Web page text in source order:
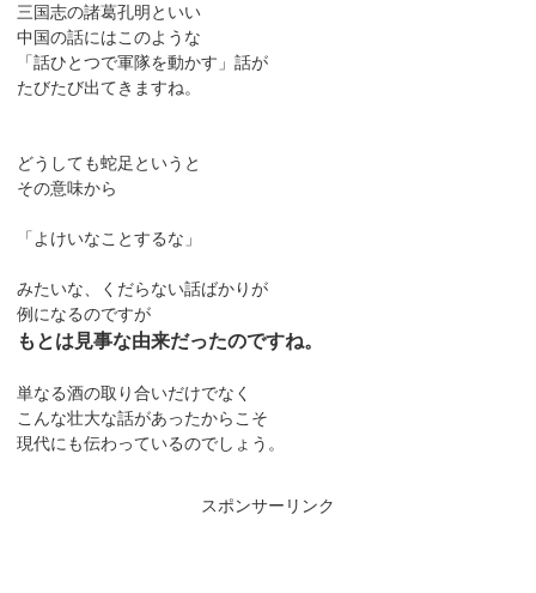
三国志の諸葛孔明といい
中国の話にはこのような
「話ひとつで軍隊を動かす」話が
たびたび出てきますね。
どうしても蛇足というと
その意味から
「よけいなことするな」
みたいな、くだらない話ばかりが
例になるのですが
もとは見事な由来だったのですね。
単なる酒の取り合いだけでなく
こんな壮大な話があったからこそ
現代にも伝わっているのでしょう。
スポンサーリンク